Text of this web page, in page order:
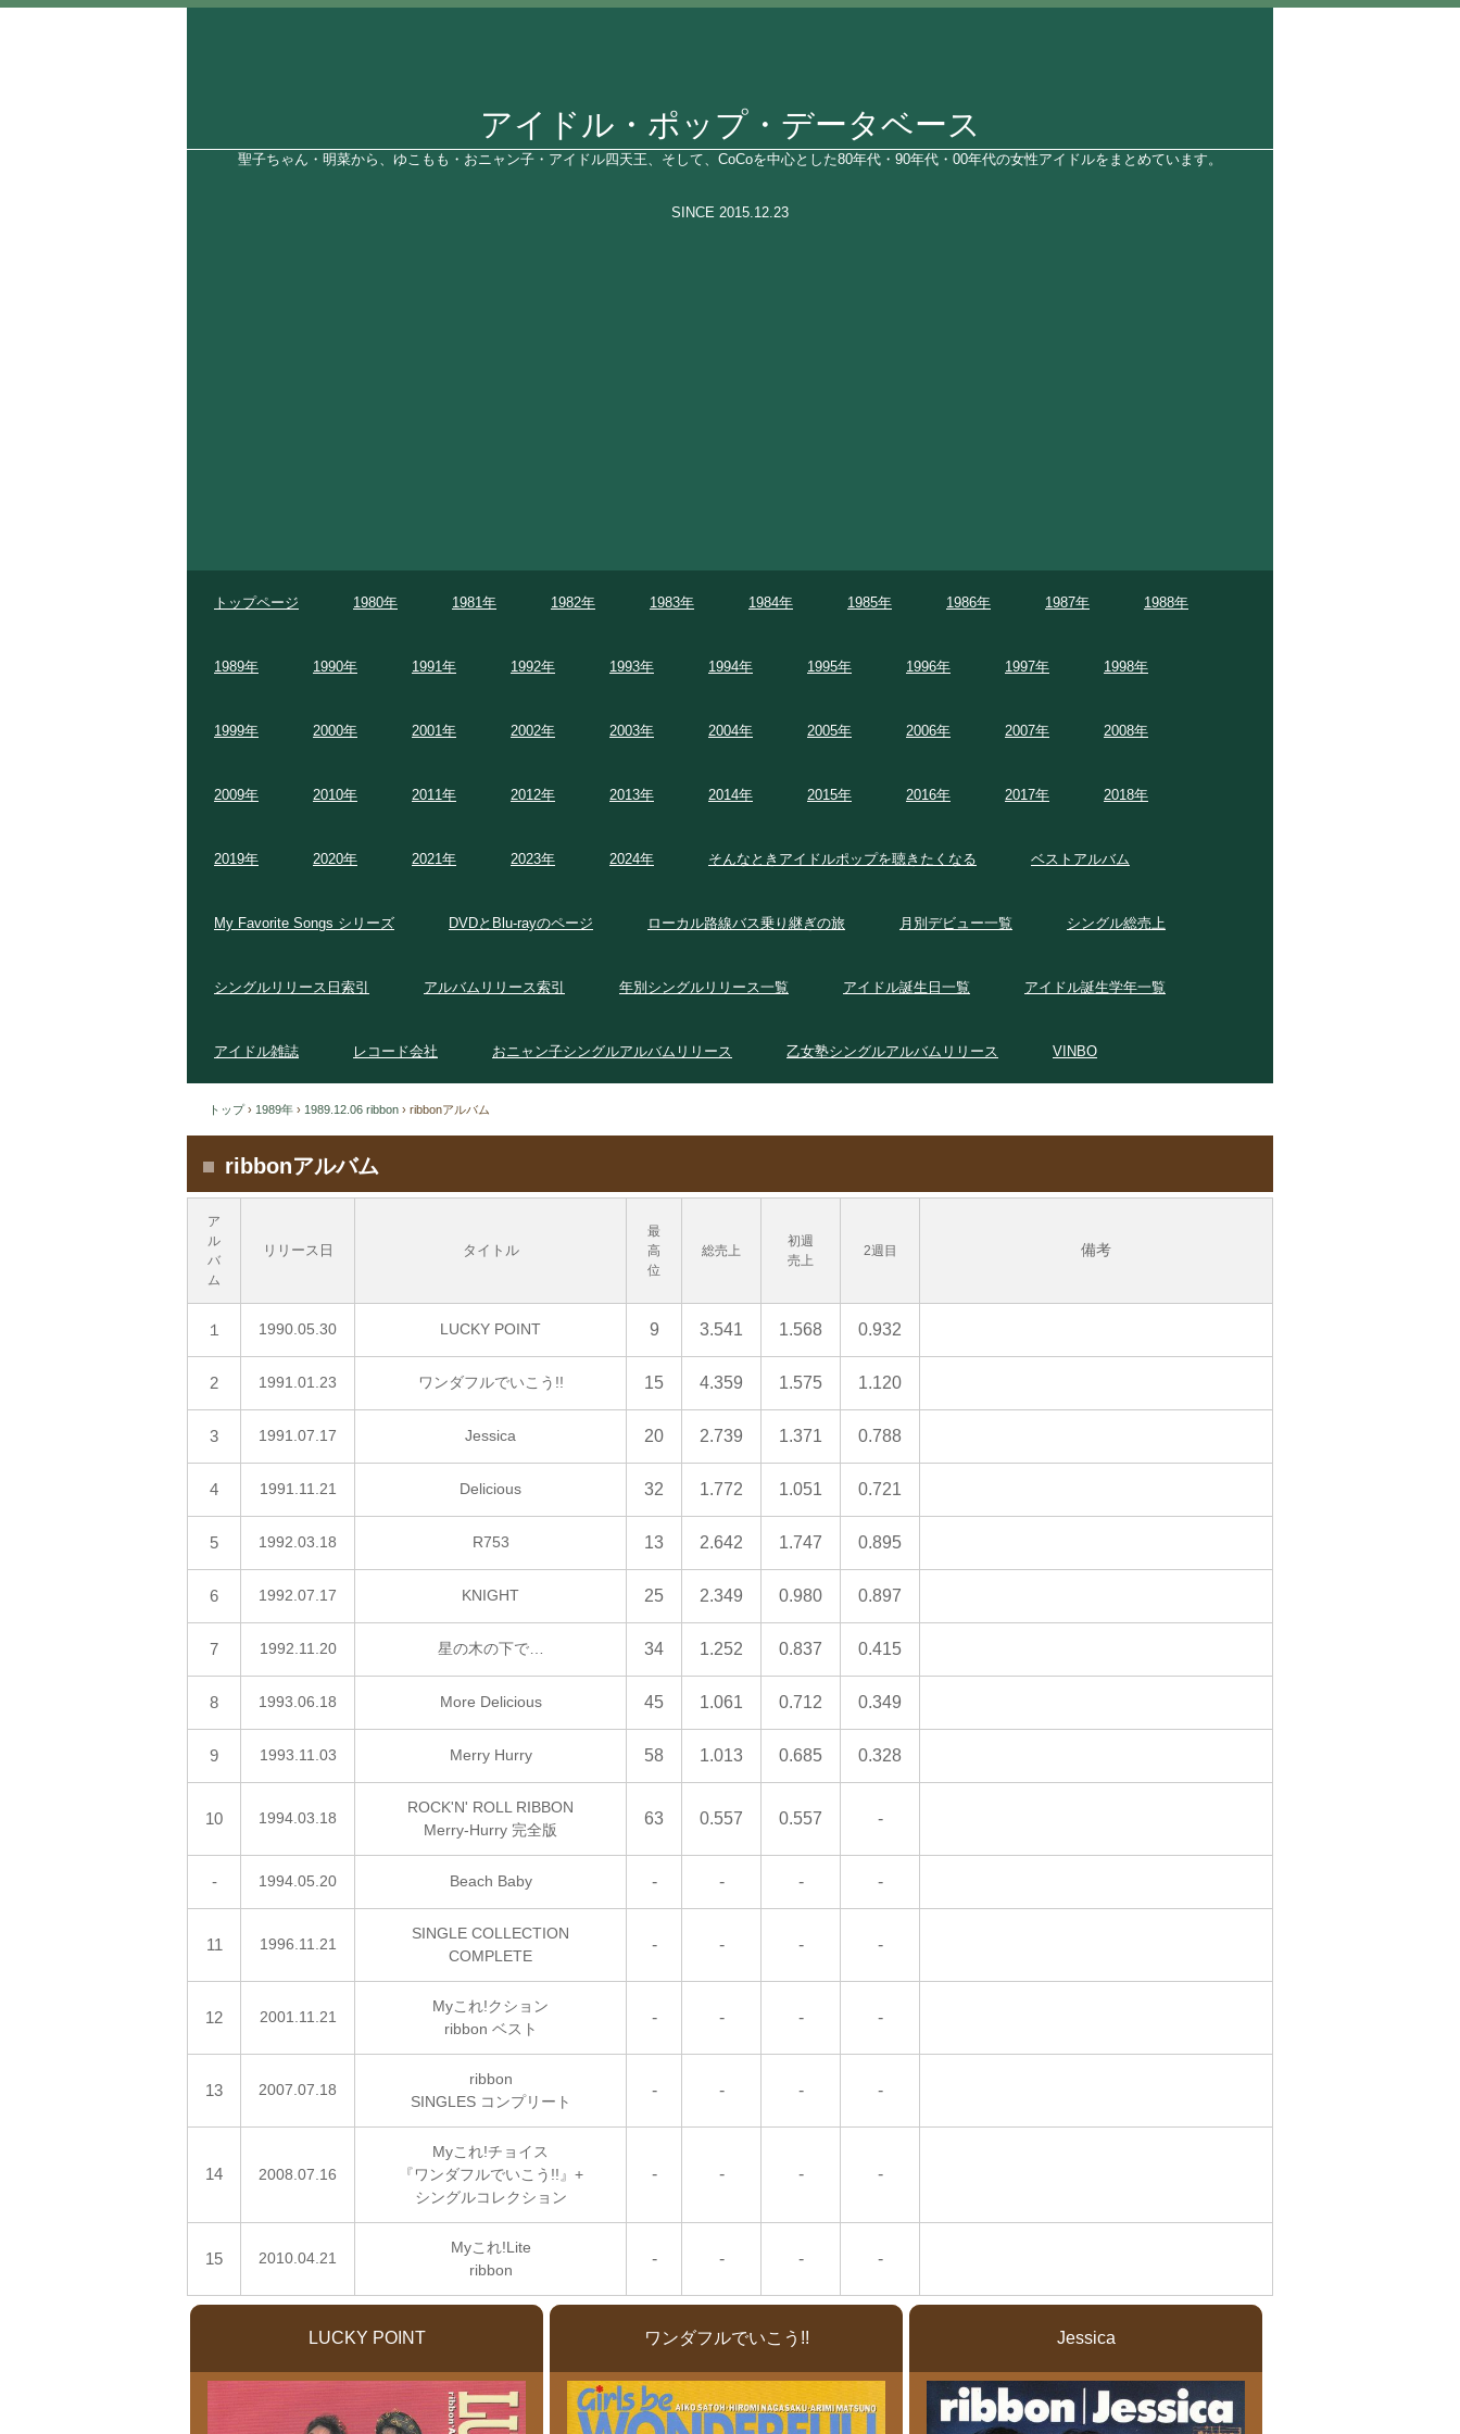
アイドル・ポップ・データベース
聖子ちゃん・明菜から、ゆこもも・おニャン子・アイドル四天王、そして、CoCoを中心とした80年代・90年代・00年代の女性アイドルをまとめています。
SINCE 2015.12.23
トップページ 1980年 1981年 1982年 1983年 1984年 1985年 1986年 1987年 1988年
1989年 1990年 1991年 1992年 1993年 1994年 1995年 1996年 1997年 1998年
1999年 2000年 2001年 2002年 2003年 2004年 2005年 2006年 2007年 2008年
2009年 2010年 2011年 2012年 2013年 2014年 2015年 2016年 2017年 2018年
2019年 2020年 2021年 2023年 2024年 そんなときアイドルポップを聴きたくなる ベストアルバム
My Favorite Songs シリーズ DVDとBlu-rayのページ ローカル路線バス乗り継ぎの旅 月別デビュー一覧 シングル総売上
シングルリリース日索引 アルバムリリース索引 年別シングルリリース一覧 アイドル誕生日一覧 アイドル誕生学年一覧
アイドル雑誌 レコード会社 おニャン子シングルアルバムリリース 乙女塾シングルアルバムリリース VINBO
トップ › 1989年 › 1989.12.06 ribbon › ribbonアルバム
ribbonアルバム
ア
ル
バ
ム
リリース日 タイトル
最
高
位
総売上
初週
売上
2週目 備考
１ 1990.05.30 LUCKY POINT 9 3.541 1.568 0.932
2 1991.01.23 ワンダフルでいこう!! 15 4.359 1.575 1.120
3 1991.07.17 Jessica 20 2.739 1.371 0.788
4 1991.11.21 Delicious 32 1.772 1.051 0.721
5 1992.03.18 R753 13 2.642 1.747 0.895
6 1992.07.17 KNIGHT 25 2.349 0.980 0.897
7 1992.11.20 星の木の下で… 34 1.252 0.837 0.415
8 1993.06.18 More Delicious 45 1.061 0.712 0.349
9 1993.11.03 Merry Hurry 58 1.013 0.685 0.328
10 1994.03.18
ROCK'N' ROLL RIBBON
Merry-Hurry 完全版
63 0.557 0.557 -
- 1994.05.20 Beach Baby - - - -
11 1996.11.21
SINGLE COLLECTION
COMPLETE
- - - -
12 2001.11.21
Myこれ!クション
ribbon ベスト
- - - -
13 2007.07.18
ribbon
SINGLES コンプリート
- - - -
14 2008.07.16
Myこれ!チョイス
『ワンダフルでいこう!!』+
シングルコレクション
- - - -
15 2010.04.21
Myこれ!Lite
ribbon
- - - -
LUCKY POINT ワンダフルでいこう!! Jessica